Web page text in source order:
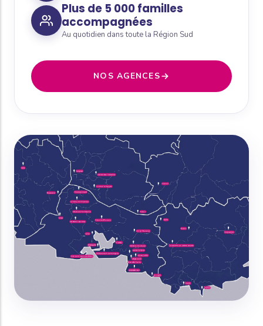
Plus de 5 000 familles
accompagnées
Au quotidien dans toute la Région Sud
NOS AGENCES